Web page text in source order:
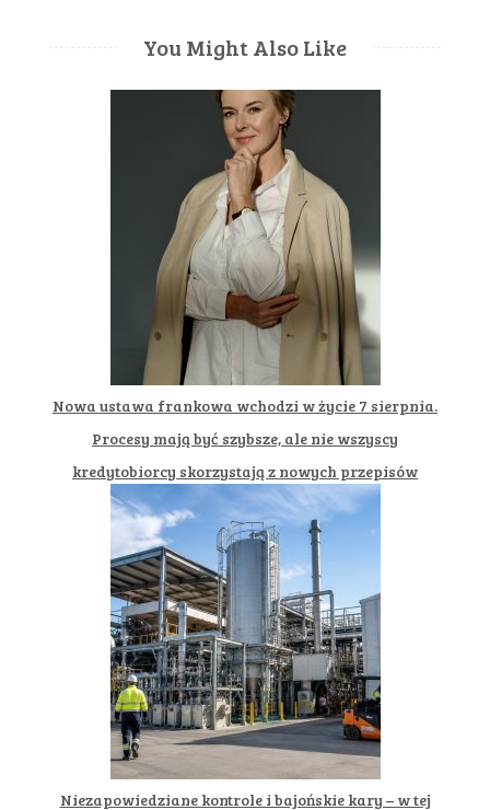
You Might Also Like
Nowa ustawa frankowa wchodzi w życie 7 sierpnia.
Procesy mają być szybsze, ale nie wszyscy
kredytobiorcy skorzystają z nowych przepisów
Niezapowiedziane kontrole i bajońskie kary – w tej